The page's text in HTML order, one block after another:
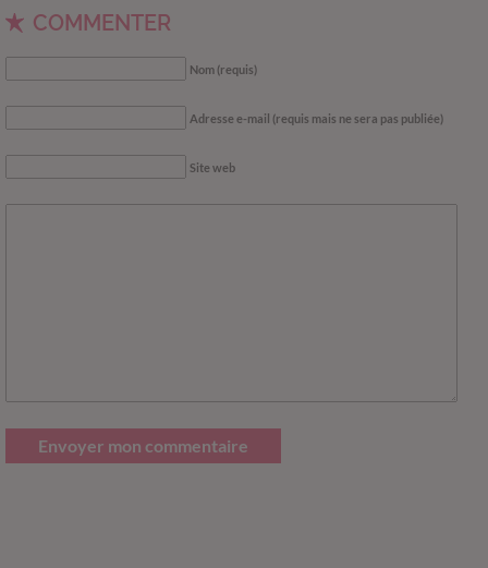
COMMENTER
Nom (requis)
Adresse e-mail (requis mais ne sera pas publiée)
Site web
Envoyer mon commentaire